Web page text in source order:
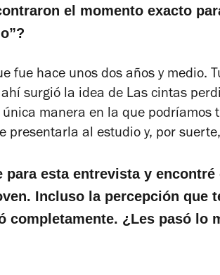
el momento exacto
fue hace unos dos años y medio.
surgió la idea de Las cintas
única manera en la que podríamos
presentarla al estudio y, por
para esta entrevista y
Incluso la percepción que
completamente. ¿Les pasó lo